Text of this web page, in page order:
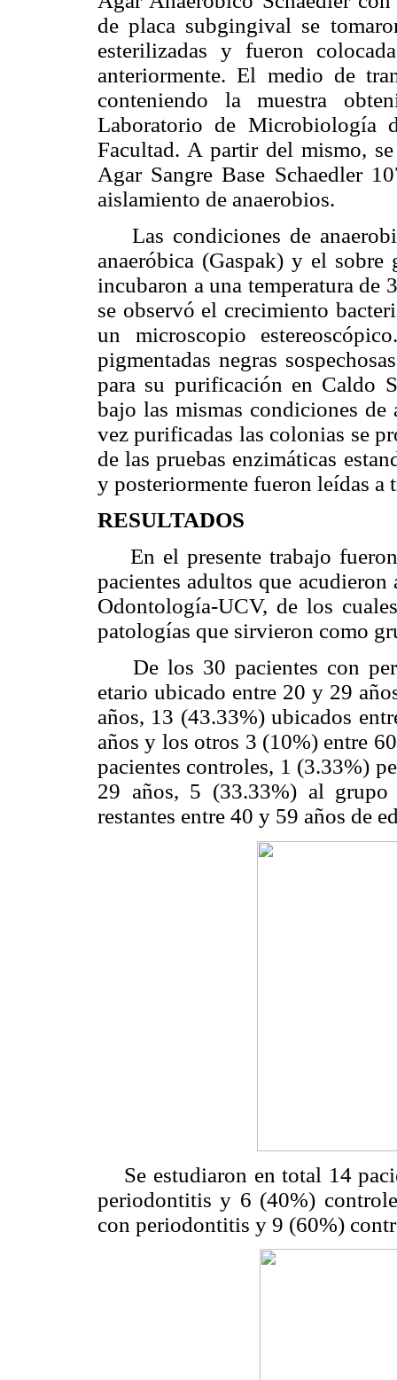
de placa subgingival se
esterilizadas y fueron
anteriormente. El medio de
conteniendo la muestra
Laboratorio de Microbiología
Facultad. A partir del mismo,
Agar Sangre Base Schaedler
aislamiento de anaerobios.
Las condiciones de
anaeróbica (Gaspak) y el
incubaron a una temperatura de
se observó el crecimiento
un microscopio
pigmentadas negras
para su purificación en Caldo
bajo las mismas condiciones de
vez purificadas las colonias se
de las pruebas enzimáticas
y posteriormente fueron leídas a
RESULTADOS
En el presente trabajo fueron
pacientes adultos que
Odontología-UCV, de los
patologías que sirvieron como
De los 30 pacientes con
etario ubicado entre 20 y 29
años, 13 (43.33%) ubicados
años y los otros 3 (10%) entre
pacientes controles, 1 (3.33%)
29 años, 5 (33.33%) al
restantes entre 40 y 59 años de
Se estudiaron en total 14
periodontitis y 6 (40%)
con periodontitis y 9 (60%)